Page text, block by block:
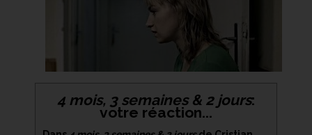
4 mois, 3 semaines & 2 jours:
votre réaction...